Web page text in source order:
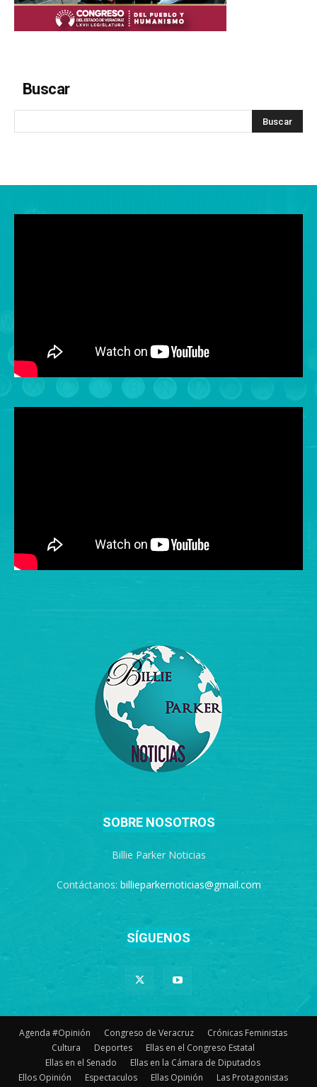
Buscar
SOBRE NOSOTROS
Billie Parker Noticias
Contáctanos: billieparkernoticias@gmail.com
SÍGUENOS
Agenda #Opinión Congreso de Veracruz
Crónicas Feministas
Cultura
Deportes
Ellas en el Congreso Estatal
Ellas en el Senado
Ellas en la Cámara de Diputados
Ellos Opinión
Espectaculos Ellas Opinión
Las Protagonistas